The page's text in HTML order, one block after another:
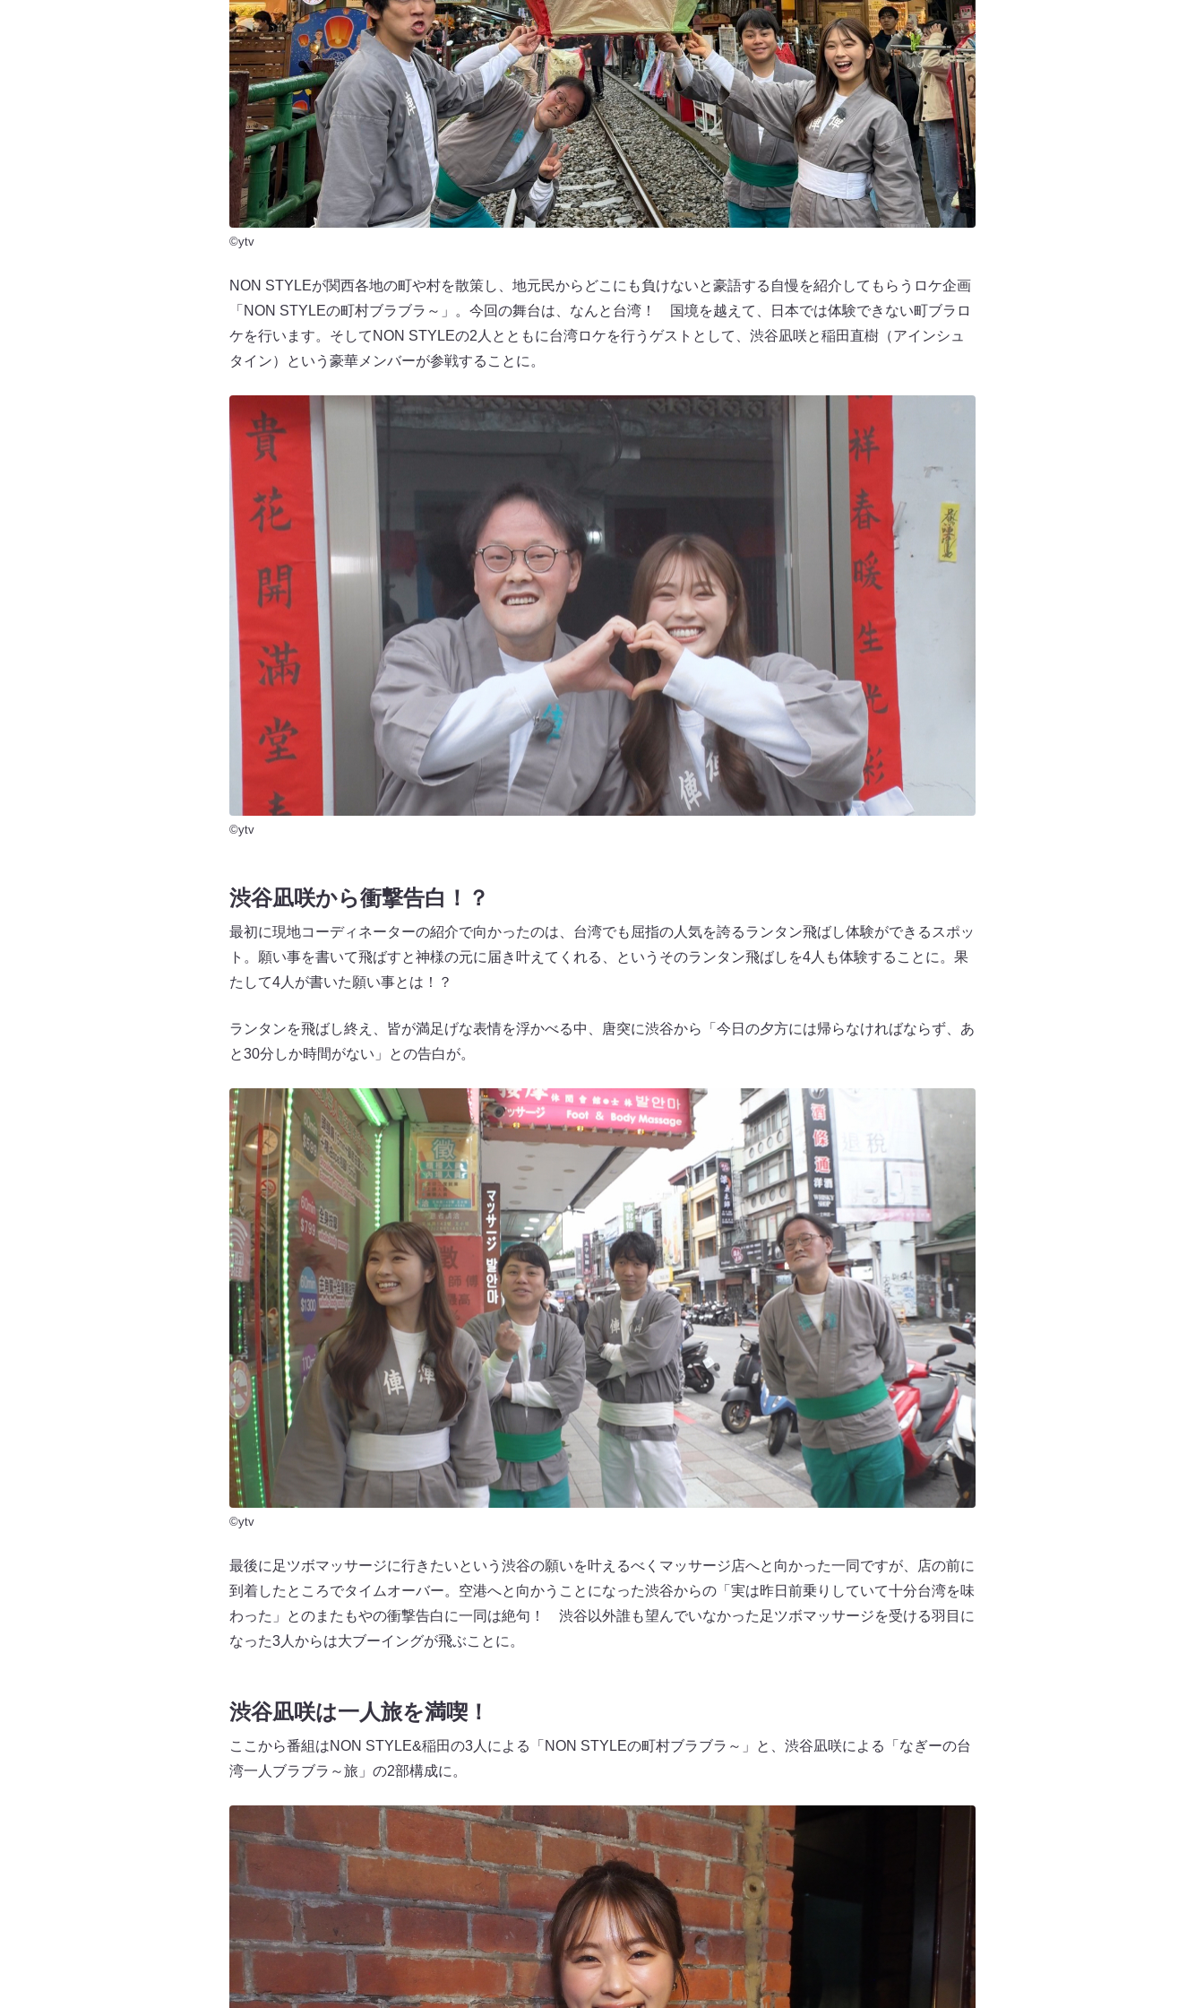
©ytv
NON STYLEが関西各地の町や村を散策し、地元民からどこにも負けないと豪語する自慢を紹介してもらうロケ企画
「NON STYLEの町村ブラブラ～」。今回の舞台は、なんと台湾！ 国境を越えて、日本では体験できない町ブラロ
ケを行います。そしてNON STYLEの2人とともに台湾ロケを行うゲストとして、渋谷凪咲と稲田直樹（アインシュ
タイン）という豪華メンバーが参戦することに。
©ytv
渋谷凪咲から衝撃告白！？
最初に現地コーディネーターの紹介で向かったのは、台湾でも屈指の人気を誇るランタン飛ばし体験ができるスポッ
ト。願い事を書いて飛ばすと神様の元に届き叶えてくれる、というそのランタン飛ばしを4人も体験することに。果
たして4人が書いた願い事とは！？
ランタンを飛ばし終え、皆が満足げな表情を浮かべる中、唐突に渋谷から「今日の夕方には帰らなければならず、あ
と30分しか時間がない」との告白が。
©ytv
最後に足ツボマッサージに行きたいという渋谷の願いを叶えるべくマッサージ店へと向かった一同ですが、店の前に
到着したところでタイムオーバー。空港へと向かうことになった渋谷からの「実は昨日前乗りしていて十分台湾を味
わった」とのまたもやの衝撃告白に一同は絶句！ 渋谷以外誰も望んでいなかった足ツボマッサージを受ける羽目に
なった3人からは大ブーイングが飛ぶことに。
渋谷凪咲は一人旅を満喫！
ここから番組はNON STYLE&稲田の3人による「NON STYLEの町村ブラブラ～」と、渋谷凪咲による「なぎーの台
湾一人ブラブラ～旅」の2部構成に。